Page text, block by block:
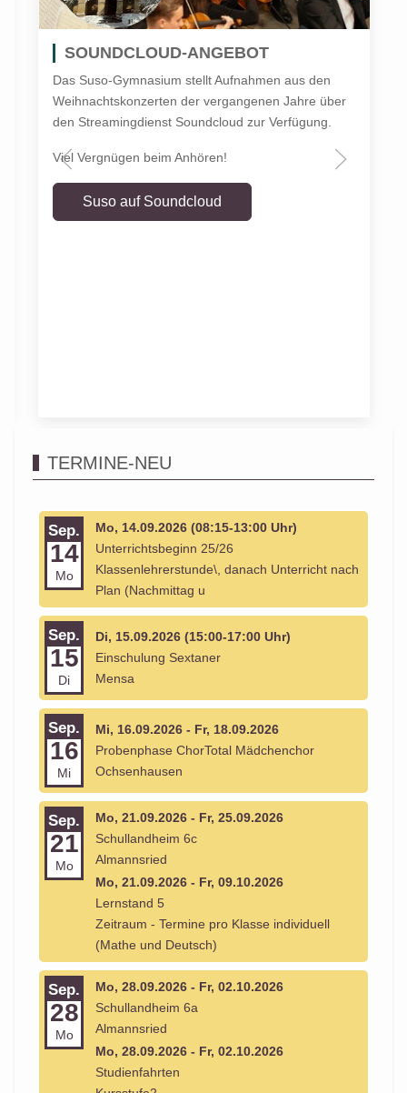
SOUNDCLOUD-ANGEBOT
Das Suso-Gymnasium stellt Aufnahmen aus den
Weihnachtskonzerten der vergangenen Jahre über
den Streamingdienst Soundcloud zur Verfügung.
Viel Vergnügen beim Anhören!
Suso auf Soundcloud
TERMINE-NEU
Sep.
14
Mo
Mo, 14.09.2026 (08:15-13:00 Uhr)
Unterrichtsbeginn 25/26
Klassenlehrerstunde\, danach Unterricht nach
Plan (Nachmittag u
Sep.
15
Di
Di, 15.09.2026 (15:00-17:00 Uhr)
Einschulung Sextaner
Mensa
Sep.
16
Mi
Mi, 16.09.2026 - Fr, 18.09.2026
Probenphase ChorTotal Mädchenchor
Ochsenhausen
Sep.
21
Mo
Mo, 21.09.2026 - Fr, 25.09.2026
Schullandheim 6c
Almannsried
Mo, 21.09.2026 - Fr, 09.10.2026
Lernstand 5
Zeitraum - Termine pro Klasse individuell
(Mathe und Deutsch)
Sep.
28
Mo
Mo, 28.09.2026 - Fr, 02.10.2026
Schullandheim 6a
Almannsried
Mo, 28.09.2026 - Fr, 02.10.2026
Studienfahrten